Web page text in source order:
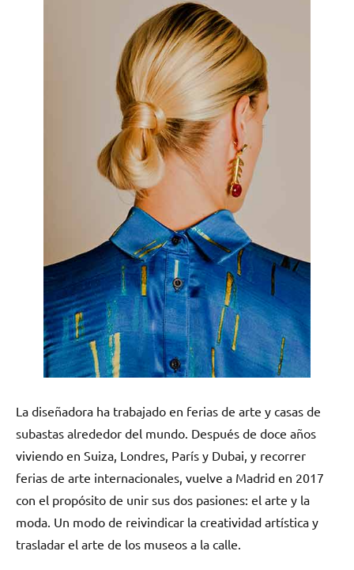
La diseñadora ha trabajado en ferias de arte y casas de
subastas alrededor del mundo. Después de doce años
viviendo en Suiza, Londres, París y Dubai, y recorrer
ferias de arte internacionales, vuelve a Madrid en 2017
con el propósito de unir sus dos pasiones: el arte y la
moda. Un modo de reivindicar la creatividad artística y
trasladar el arte de los museos a la calle.